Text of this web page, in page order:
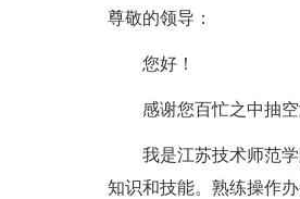
尊敬的领导：
您好！
感谢您百忙之中抽空
我是江苏技术师范学
知识和技能。熟练操作